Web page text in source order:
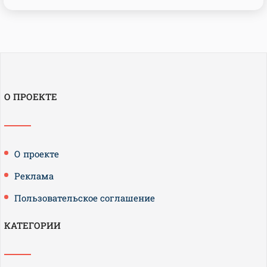
О ПРОЕКТЕ
О проекте
Реклама
Пользовательское соглашение
КАТЕГОРИИ